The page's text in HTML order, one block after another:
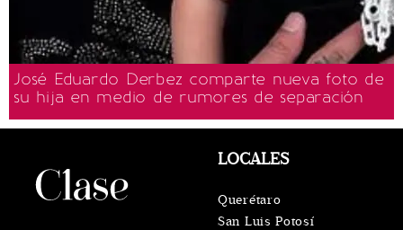
José Eduardo Derbez comparte nueva foto de
su hija en medio de rumores de separación
LOCALES
Querétaro
San Luis Potosí